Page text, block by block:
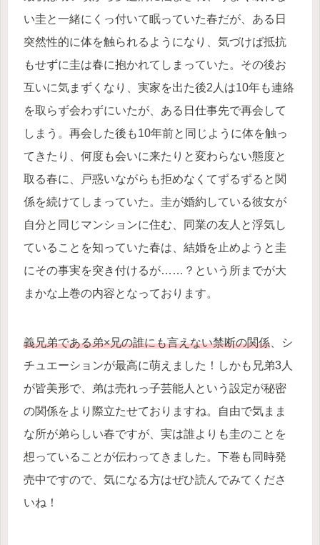
い圭と一緒にくっ付いて眠っていた春だが、ある日
突然性的に体を触られるようになり、気づけば抵抗
もせずに圭は春に抱かれてしまっていた。その後お
互いに気まずくなり、実家を出た後2人は10年も連絡
を取らず会わずにいたが、ある日仕事先で再会して
しまう。再会した後も10年前と同じように体を触っ
てきたり、何度も会いに来たりと変わらない態度と
取る春に、戸惑いながらも拒めなくてずるずると関
係を続けてしまっていた。圭が婚約している彼女が
自分と同じマンションに住む、同業の友人と浮気し
ていることを知っていた春は、結婚を止めようと圭
にその事実を突き付けるが……？という所までが大
まかな上巻の内容となっております。
義兄弟である弟×兄の誰にも言えない禁断の関係 、シ
チュエーションが最高に萌えました！しかも兄弟3人
が皆美形で、弟は売れっ子芸能人という設定が秘密
の関係をより際立たせておりますね。自由で気まま
な所が弟らしい春ですが、実は誰よりも圭のことを
想っていることが伝わってきました。下巻も同時発
売中ですので、気になる方はぜひ読んでみてくださ
いね！